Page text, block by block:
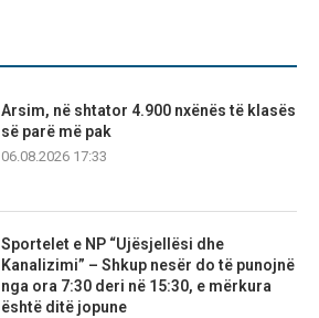
Arsim, në shtator 4.900 nxënës të klasës
së parë më pak
06.08.2026 17:33
Sportelet e NP “Ujësjellësi dhe
Kanalizimi” – Shkup nesër do të punojnë
nga ora 7:30 deri në 15:30, e mërkura
është ditë jopune